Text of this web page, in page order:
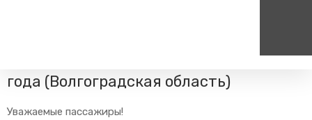
Пассажирам
Справочник
Туризм
Изменение расписания 29 июня 2023
года (Волгоградская область)
Уважаемые пассажиры!